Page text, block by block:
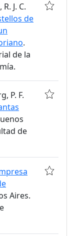
J. C.
de
.
de la
P. F.
de
Aires.